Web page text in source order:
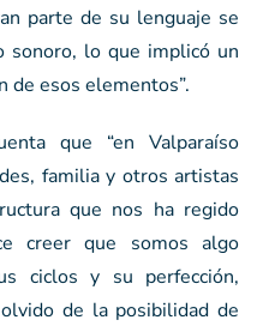
parte de su lenguaje se
sonoro, lo que implicó un
de esos elementos”.
que “en Valparaíso
familia y otros artistas
que nos ha regido
creer que somos algo
ciclos y su perfección,
de la posibilidad de